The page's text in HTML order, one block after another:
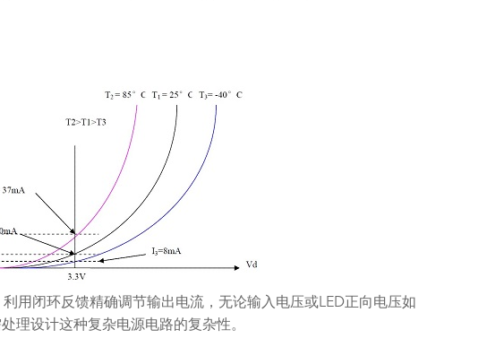
用闭环反馈精确调节输出电流，无论输入电压或LED正向电压如
理设计这种复杂电源电路的复杂性。